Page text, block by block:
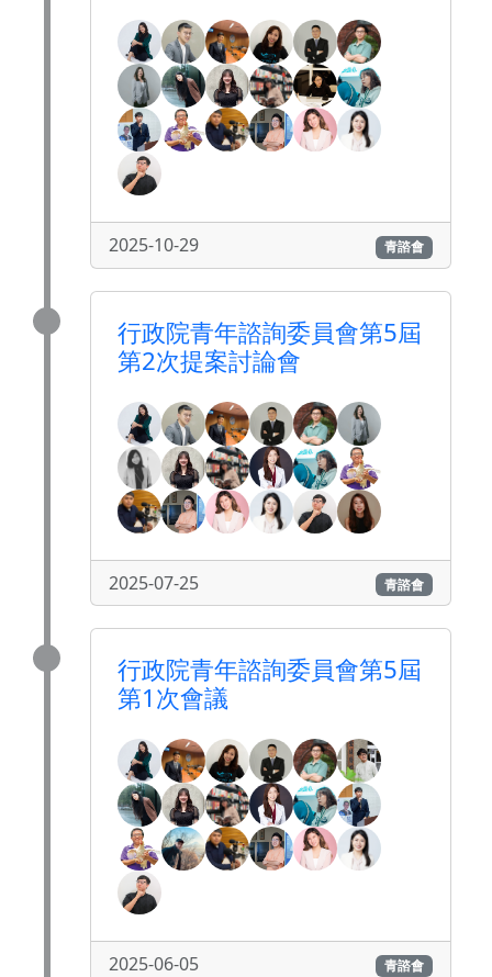
2025-10-29 青諮會
行政院青年諮詢委員會第5屆
第2次提案討論會
2025-07-25 青諮會
行政院青年諮詢委員會第5屆
第1次會議
2025-06-05 青諮會